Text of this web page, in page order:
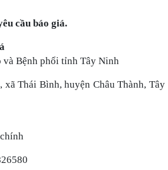
cầu báo giá.
Bệnh phổi tỉnh Tây Ninh
Thái Bình, huyện Châu Thành, Tây